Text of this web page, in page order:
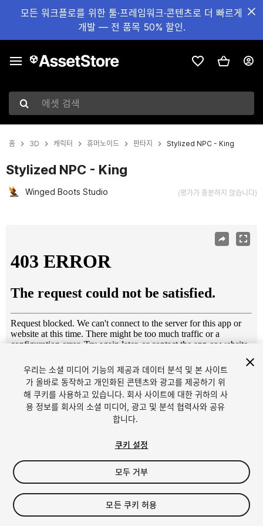
모든 워크플로를 위한 툴·프레임워크·콘텐츠로 더 빠르게
개발 — 전 품목 50% 할인.
에셋 검색
홈 3D 캐릭터 휴머노이드 판타지 Stylized NPC - King
Stylized NPC - King
Winged Boots Studio (평가가 충분하지 않습니다)
1/8
$19.99
세금/부가세는 결제 시 반영됩니다.
우리는 소셜 미디어 기능의 제공과 데이터 분석 및 본 사이트
가 올바로 동작하고 개인화된 콘텐츠와 광고를 제공하기 위
해 쿠키를 사용하고 있습니다. 회사 사이트에 대한 귀하의 사
용 정보를 회사의 소셜 미디어, 광고 및 분석 협력사와 공유
합니다.
쿠키 설정
모두 거부
모든 쿠키 허용